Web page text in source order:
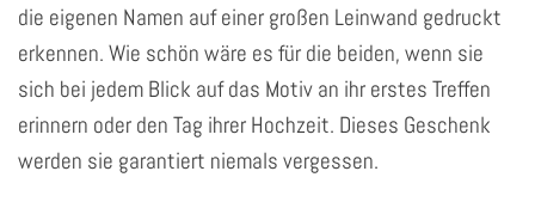
die eigenen Namen auf einer großen Leinwand gedruckt
erkennen. Wie schön wäre es für die beiden, wenn sie
sich bei jedem Blick auf das Motiv an ihr erstes Treffen
erinnern oder den Tag ihrer Hochzeit. Dieses Geschenk
werden sie garantiert niemals vergessen.